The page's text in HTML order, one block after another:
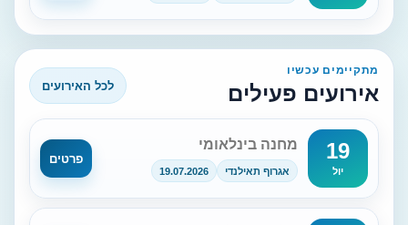
מתקיימים עכשיו
אירועים פעילים לכל האירועים
19
יול
מחנה בינלאומי
אגרוף תאילנדי 19.07.2026
פרטים